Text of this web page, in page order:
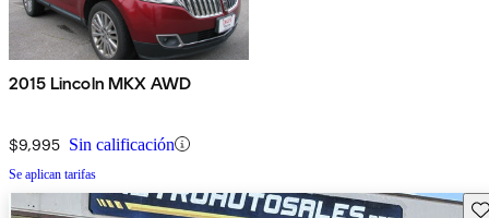
2015 Lincoln MKX AWD
$9,995 Sin calificación
Se aplican tarifas